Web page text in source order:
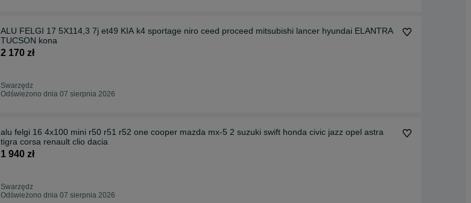
ALU FELGI 17 5X114,3 7j et49 KIA k4 sportage niro ceed proceed mitsubishi lancer hyundai ELANTRA
TUCSON kona
2 170 zł
Swarzędz
Odświeżono dnia 07 sierpnia 2026
alu felgi 16 4x100 mini r50 r51 r52 one cooper mazda mx-5 2 suzuki swift honda civic jazz opel astra
tigra corsa renault clio dacia
1 940 zł
Swarzędz
Odświeżono dnia 07 sierpnia 2026